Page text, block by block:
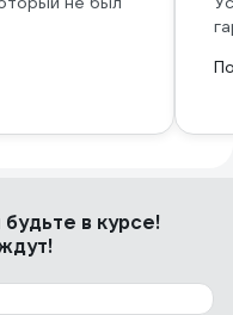
в курсе!